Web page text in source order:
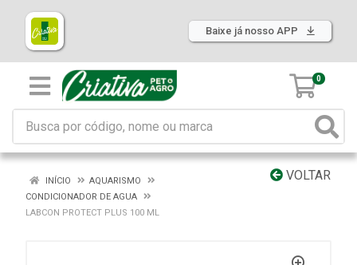
Baixe já nosso APP
0
VOLTAR
INÍCIO
AQUARISMO
CONDICIONADOR DE AGUA
LABCON PROTECT PLUS 100 ML